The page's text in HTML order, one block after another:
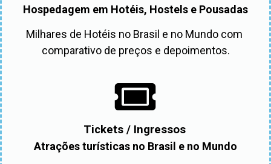
Hospedagem em Hotéis, Hostels e Pousadas
Milhares de Hotéis no Brasil e no Mundo com
comparativo de preços e depoimentos.
Tickets / Ingressos
Atrações turísticas no Brasil e no Mundo